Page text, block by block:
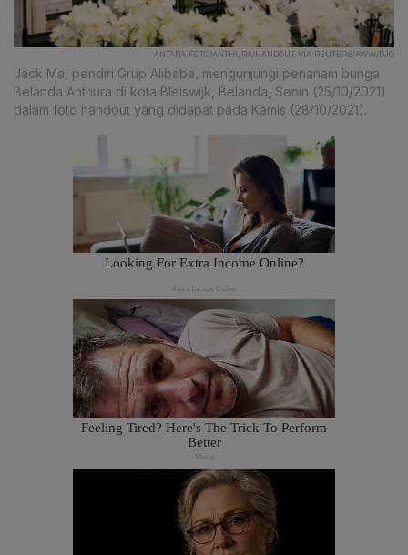
ANTARA FOTO/ANTHURA/HANDOUT VIA REUTERS/AWW/DJO
Jack Ma, pendiri Grup Alibaba, mengunjungi penanam bunga
Belanda Anthura di kota Bleiswijk, Belanda, Senin (25/10/2021)
dalam foto handout yang didapat pada Kamis (28/10/2021).